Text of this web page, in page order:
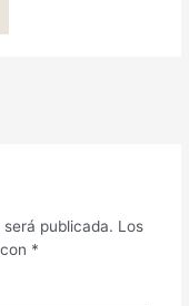
publicada. Los
*